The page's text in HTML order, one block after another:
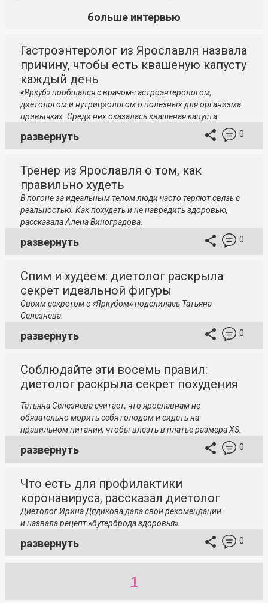
больше интервью
Гастроэнтеролог из Ярославля назвала
причину, чтобы есть квашеную капусту
каждый день
«Яркуб» пообщался сврачом-гастроэнтерологом,
диетологом и нутрициологом о полезных для организма
привычках. Среди них оказалась квашеная капуста.
развернуть 0
Тренер из Ярославля о том, как
правильно худеть
В погоне за идеальным телом люди часто теряют связь с
реальностью. Как похудеть и не навредить здоровью,
рассказала Алена Виноградова.
развернуть 0
Спим и худеем: диетолог раскрыла
секрет идеальной фигуры
Своим секретом с «Яркубом» поделилась Татьяна
Селезнева.
развернуть 0
Соблюдайте эти восемь правил:
диетолог раскрыла секрет похудения
Татьяна Селезнева считает, что ярославнам не
обязательно морить себя голодом и сидеть на
правильном питании, чтобы влезть в платье размера XS.
развернуть 0
Что есть для профилактики
коронавируса, рассказал диетолог
Диетолог Ирина Дядикова дала свои рекомендации
и назвала рецепт «бутерброда здоровья».
развернуть 0
1